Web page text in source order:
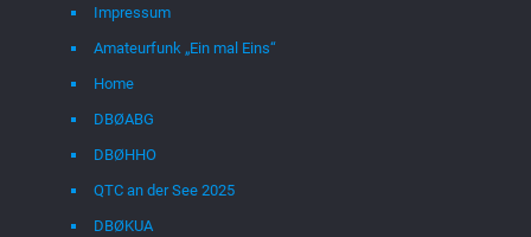
Impressum
Amateurfunk „Ein mal Eins“
Home
DBØABG
DBØHHO
QTC an der See 2025
DBØKUA